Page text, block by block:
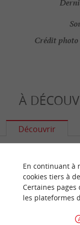
Crédit photo
À
Découvrir
En continuant à
cookies tiers à
Certaines
les plateformes